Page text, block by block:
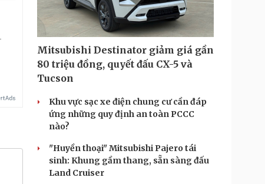
Mitsubishi Destinator giảm giá gần
80 triệu đồng, quyết đấu CX-5 và
Tucson
Khu vực sạc xe điện chung cư cần đáp
ứng những quy định an toàn PCCC
nào?
"Huyền thoại" Mitsubishi Pajero tái
sinh: Khung gầm thang, sẵn sàng đấu
Land Cruiser